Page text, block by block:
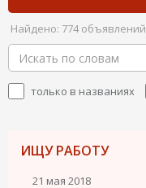
Найдено: 774 объявлений
только в названиях
ИЩУ РАБОТУ
21 мая 2018